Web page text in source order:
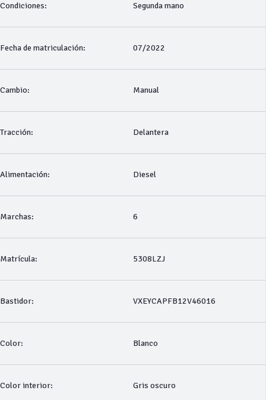
Condiciones: Segunda mano
Fecha de matriculación: 07/2022
Cambio: Manual
Tracción: Delantera
Alimentación: Diesel
Marchas: 6
Matrícula: 5308LZJ
Bastidor: VXEYCAPFB12V46016
Color: Blanco
Color interior: Gris oscuro